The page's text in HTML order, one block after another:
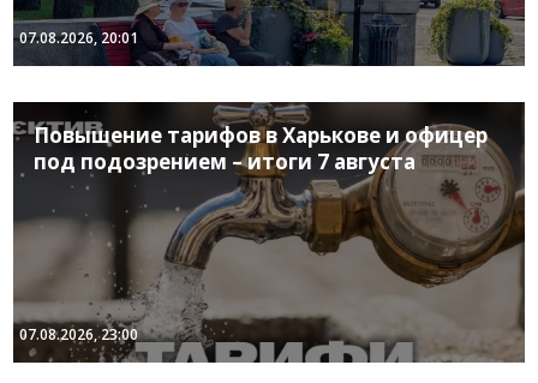
07.08.2026, 20:01
Повышение тарифов в Харькове и офицер
под подозрением – итоги 7 августа
07.08.2026, 23:00